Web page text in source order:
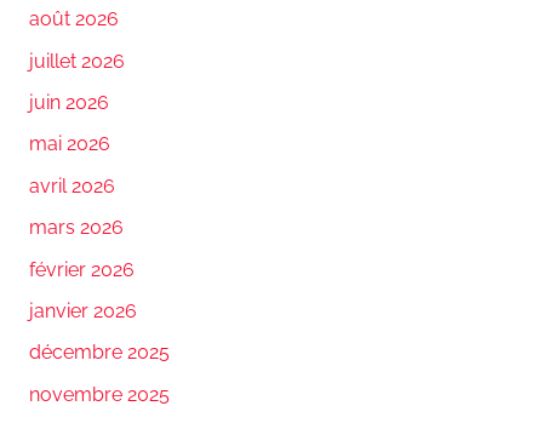
août 2026
juillet 2026
juin 2026
mai 2026
avril 2026
mars 2026
février 2026
janvier 2026
décembre 2025
novembre 2025